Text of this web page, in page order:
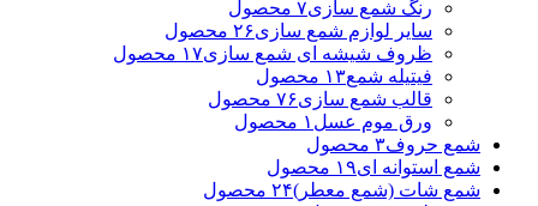
رنگ شمع سازی۷ محصول
سایر لوازم شمع سازی۲۶ محصول
ظروف شیشه ای شمع سازی۱۷ محصول
فیتیله شمع۱۳ محصول
قالب شمع سازی۷۶ محصول
ورق موم عسل ۱ محصول
شمع حروف۳ محصول
شمع استوانه ای۱۹ محصول
شمع شات (شمع معطر)۲۴ محصول